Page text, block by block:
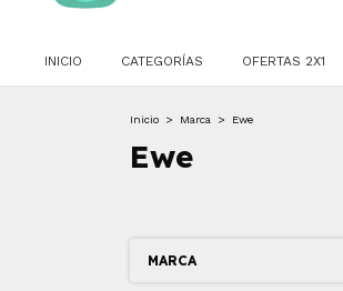
INICIO CATEGORÍAS OFERTAS 2X1
Inicio > Marca > Ewe
Ewe
MARCA